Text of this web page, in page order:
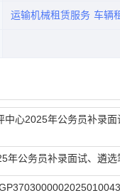
运输机械租赁服务 车辆
中心2025年公务员补录
年公务员补录面试、遴选